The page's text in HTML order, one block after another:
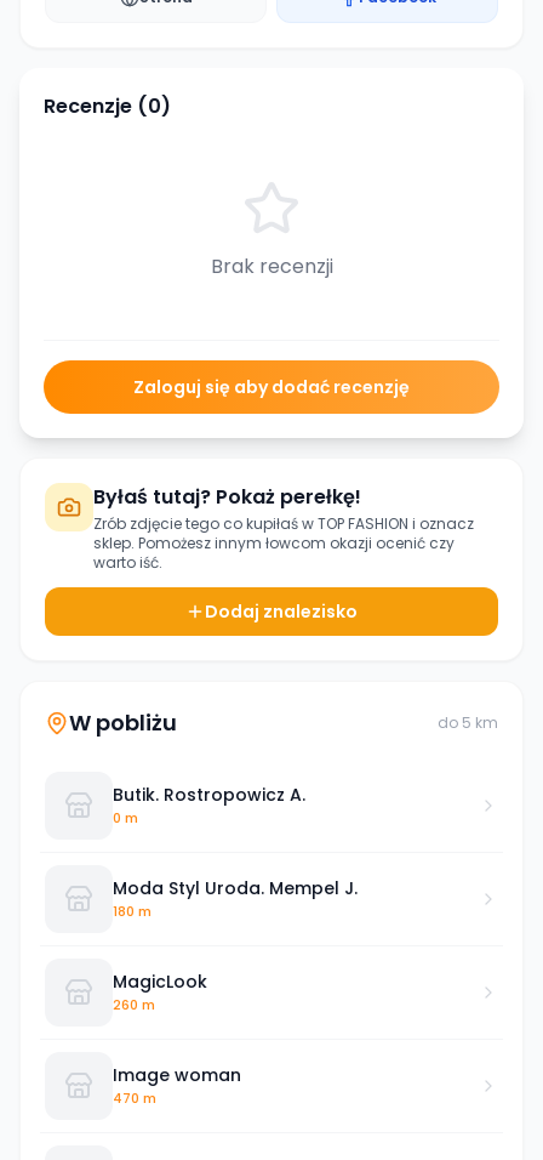
Recenzje (0)
Brak recenzji
Zaloguj się aby dodać recenzję
Byłaś tutaj? Pokaż perełkę!
Zrób zdjęcie tego co kupiłaś wTOP FASHION i oznacz
sklep. Pomożesz innym łowcom okazji ocenić czy
warto iść.
Dodaj znalezisko
W pobliżu do 5 km
Butik. Rostropowicz A.
0 m
Moda Styl Uroda. Mempel J.
180 m
MagicLook
260 m
Image woman
470 m